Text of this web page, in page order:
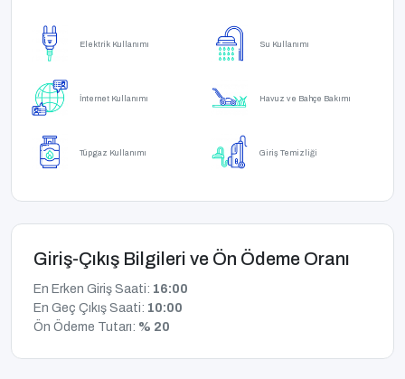
Elektrik Kullanımı Su Kullanımı
İnternet Kullanımı Havuz ve Bahçe Bakımı
Tüpgaz Kullanımı Giriş Temizliği
Giriş-Çıkış Bilgileri ve Ön Ödeme Oranı
En Erken Giriş Saati: 16:00
En Geç Çıkış Saati: 10:00
Ön Ödeme Tutarı: % 20